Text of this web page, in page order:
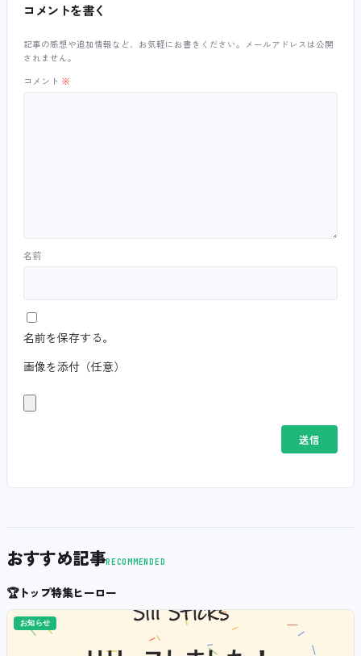
コメントを書く
記事の感想や追加情報など、お気軽にお書きください。メールアドレスは公開
されません。
コメント ※
名前
名前を保存する。
画像を添付（任意）
おすすめ記事RECOMMENDED
🏆トップ特集ヒーロー
お知らせ